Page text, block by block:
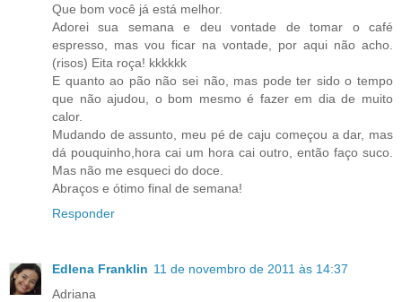
Que bom você já está melhor.
Adorei sua semana e deu vontade de tomar o café
espresso, mas vou ficar na vontade, por aqui não acho.
(risos) Eita roça! kkkkkk
E quanto ao pão não sei não, mas pode ter sido o tempo
que não ajudou, o bom mesmo é fazer em dia de muito
calor.
Mudando de assunto, meu pé de caju começou a dar, mas
dá pouquinho,hora cai um hora cai outro, então faço suco.
Mas não me esqueci do doce.
Abraços e ótimo final de semana!
Responder
Edlena Franklin 11 de novembro de 2011 às 14:37
Adriana